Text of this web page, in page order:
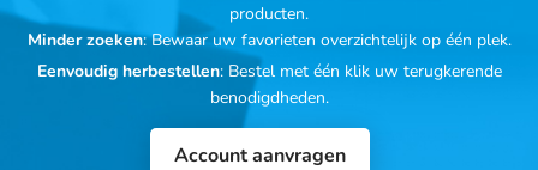
producten.
Minder zoeken: Bewaar uw favorieten overzichtelijk op één plek.
Eenvoudig herbestellen: Bestel met één klik uw terugkerende
benodigdheden.
Account aanvragen